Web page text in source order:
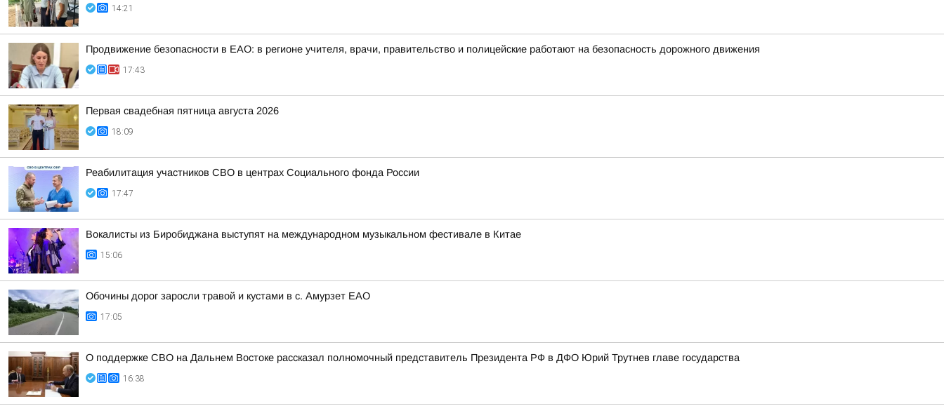
14:21
Продвижение безопасности в ЕАО: в регионе учителя, врачи, правительство и полицейские работают на безопасность дорожного движения
17:43
Первая свадебная пятница августа 2026
18:09
Реабилитация участников СВО в центрах Социального фонда России
17:47
Вокалисты из Биробиджана выступят на международном музыкальном фестивале в Китае
15:06
Обочины дорог заросли травой и кустами в с. Амурзет ЕАО
17:05
О поддержке СВО на Дальнем Востоке рассказал полномочный представитель Президента РФ в ДФО Юрий Трутнев главе государства
16:38